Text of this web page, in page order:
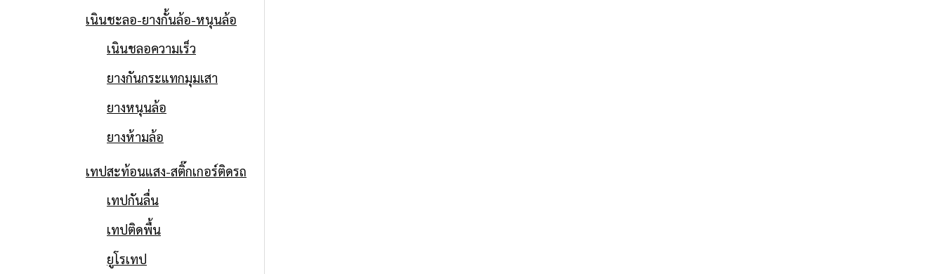
เนินชะลอ-ยางกั้นล้อ-หนุนล้อ
เนินชลอความเร็ว
ยางกันกระแทกมุมเสา
ยางหนุนล้อ
ยางห้ามล้อ
เทปสะท้อนแสง-สติ๊กเกอร์ติดรถ
เทปกันลื่น
เทปติดพื้น
ยูโรเทป